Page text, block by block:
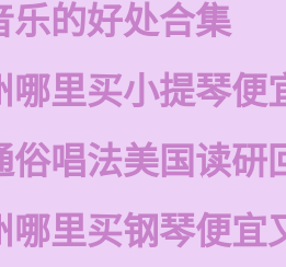
乐的好处合集
哪里买小提琴便
俗唱法美国读研
哪里买钢琴便宜